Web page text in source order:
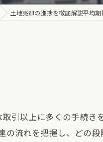
土地売却の進捗を徹底解説平均
引以上に多くの手続き
の流れを把握し、どの